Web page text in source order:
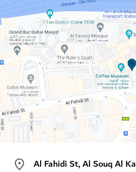
Al Fahidi St, Al Souq Al